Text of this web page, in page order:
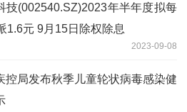
技(002540.SZ)2023年半年度拟每
1.6元 9月15日除权除息
2023-09-08
控局发布秋季儿童轮状病毒感染健